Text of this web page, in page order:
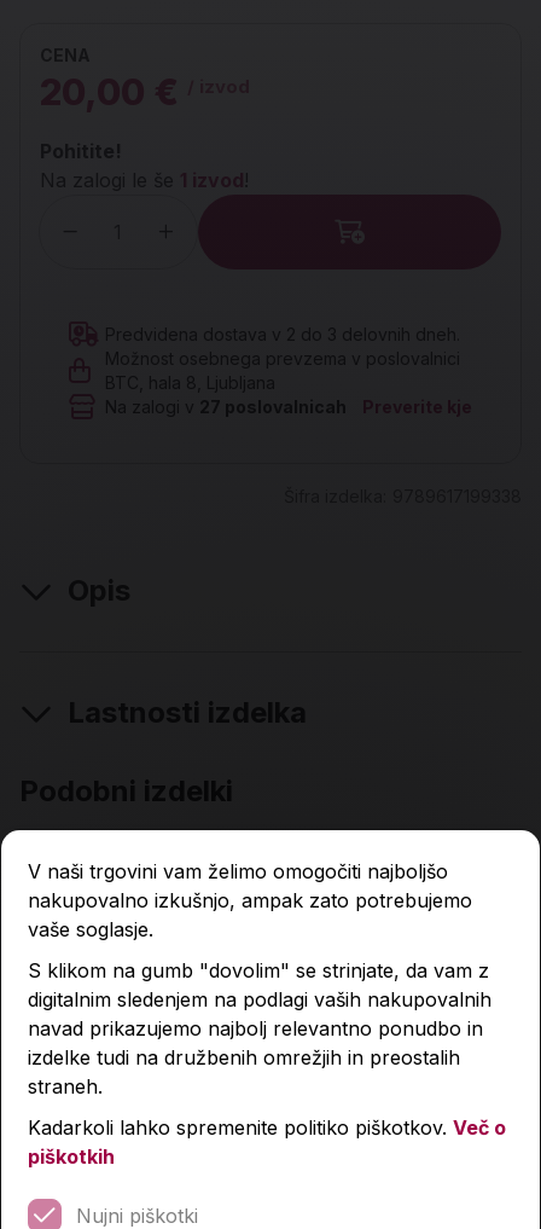
CENA
20,00 €
Pohitite!
Na zalogi le še 1 izvod !
Predvidena dostava v 2 do 3 delovnih dneh.
Možnost osebnega prevzema v poslovalnici
BTC, hala 8, Ljubljana
Na zalogi v
27 poslovalnicah Preverite kje
Opis
Lastnosti izdelka
Podobni izdelki
V naši trgovini vam želimo omogočiti najboljšo
nakupovalno izkušnjo, ampak zato potrebujemo
vaše soglasje.
S klikom na gumb "dovolim" se strinjate, da vam z
digitalnim sledenjem na podlagi vaših nakupovalnih
navad prikazujemo najbolj relevantno ponudbo in
izdelke tudi na družbenih omrežjih in preostalih
straneh.
Kadarkoli lahko spremenite politiko piškotkov. Več o
piškotkih
Nujni piškotki